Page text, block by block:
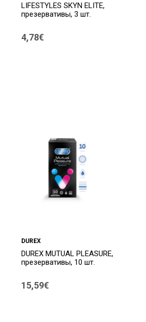
LIFESTYLES SKYN ELITE,
презервативы, 3 шт.
4,78€
DUREX
DUREX MUTUAL PLEASURE,
презервативы, 10 шт.
15,59€